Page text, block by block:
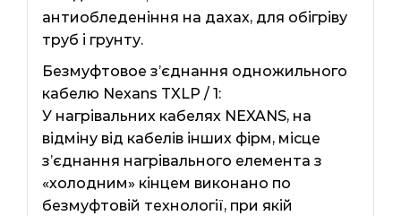
антиобледеніння на дахах, для обігріву
труб і грунту.
Безмуфтовое з’єднання одножильного
кабелю Nexans TXLP / 1:
У нагрівальних кабелях NEXANS, на
відміну від кабелів інших фірм, місце
з’єднання нагрівального елемента з
«холодним» кінцем виконано по
безмуфтовій технології, при якій